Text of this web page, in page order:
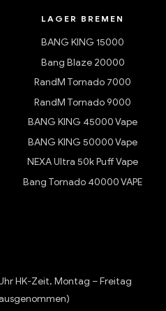
LAGER BREMEN
BANG KING 15000
Bang Blaze 20000
RandM Tornado 7000
RandM Tornado 9000
BANG KING 45000 Vape
BANG KING 50000 Vape
NEXA Ultra 50k Puff Vape
Bang Tornado 40000 VAPE
HK-Zeit, Montag – Freitag